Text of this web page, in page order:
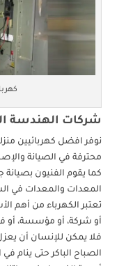
شركات الهندسة
نوفر افضل كهربائيين
محترفة في الصيانة
كما يقوم الفنيون
المعدات والمعدات في
تعتبر الكهرباء من أهم
أو شركة، أو مؤسسة، أو في
فلا يمكن للإنسان أن
الصباح الباكر حتى ينام